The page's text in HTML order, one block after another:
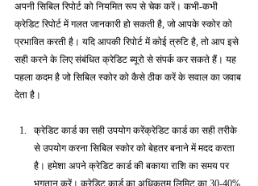
अपनी सिबिल रिपोर्ट को नियमित रूप से चेक करें। कभी-कभी
क्रेडिट रिपोर्ट में गलत जानकारी हो सकती है, जो आपके स्कोर को
प्रभावित करती है। यदि आपकी रिपोर्ट में कोई त्रुटि है, तो आप इसे
सही करने के लिए संबंधित क्रेडिट ब्यूरो से संपर्क कर सकते हैं। यह
पहला कदम है जो सिबिल स्कोर को कैसे ठीक करें के सवाल का जवाब
देता है।
क्रेडिट कार्ड का सही उपयोग करेंक्रेडिट कार्ड का सही तरीके
से उपयोग करना सिबिल स्कोर को बेहतर बनाने में मदद करता
है। हमेशा अपने क्रेडिट कार्ड की बकाया राशि का समय पर
भुगतान करें। क्रेडिट कार्ड का अधिकतम लिमिट का 30-40%